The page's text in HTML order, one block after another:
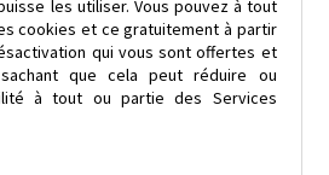
les utiliser. Vous pouvez à tout
cookies et ce gratuitement à partir
qui vous sont offertes et
que cela peut réduire ou
à tout ou partie des Services